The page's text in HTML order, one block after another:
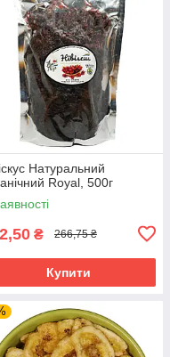
Натуральний
Royal, 500г
₴ 266,75 ₴
Купити